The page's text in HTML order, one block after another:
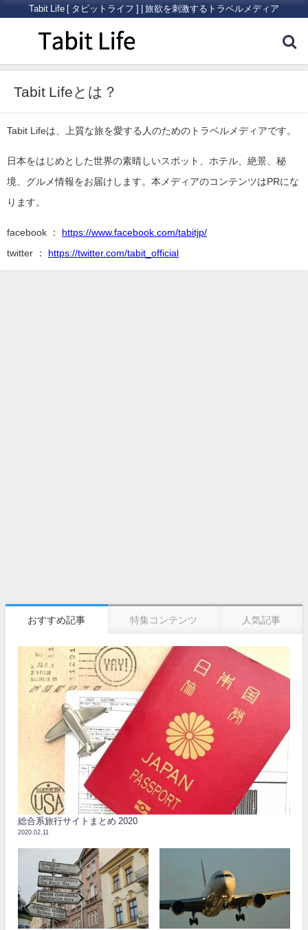
Tabit Life [ タビットライフ ] | 旅欲を刺激するトラベルメディア
Tabit Lifeとは？
Tabit Lifeは、上質な旅を愛する人のためのトラベルメディアです。
日本をはじめとした世界の素晴しいスポット、ホテル、絶景、秘
境、グルメ情報をお届けします。本メディアのコンテンツはPRにな
ります。
facebook ： https://www.facebook.com/tabitjp/
twitter ： https://twitter.com/tabit_official
おすすめ記事 特集コンテンツ 人気記事
総合系旅行サイトまとめ 2020
2020.02.11